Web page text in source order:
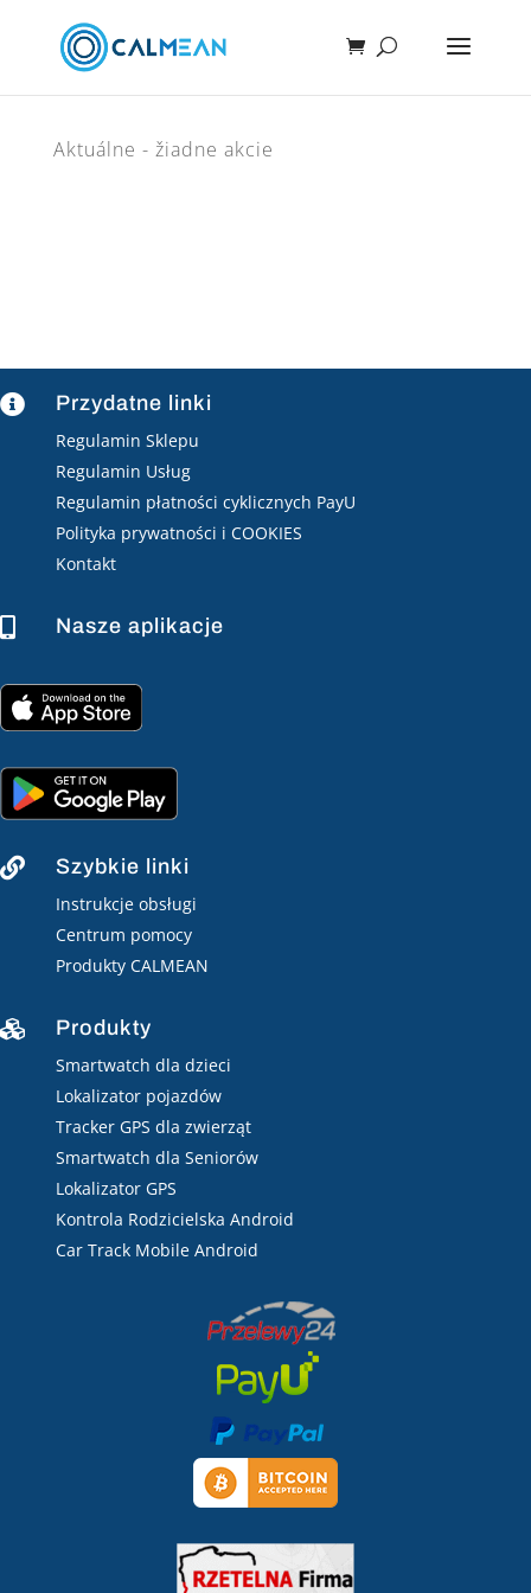
Aktuálne - žiadne akcie
 Przydatne linki
Regulamin Sklepu
Regulamin Usług
Regulamin płatności cyklicznych PayU
Polityka prywatności i COOKIES
Kontakt
 Nasze aplikacje
 Szybkie linki
Instrukcje obsługi
Centrum pomocy
Produkty CALMEAN
 Produkty
Smartwatch dla dzieci
Lokalizator pojazdów
Tracker GPS dla zwierząt
Smartwatch dla Seniorów
Lokalizator GPS
Kontrola Rodzicielska Android
Car Track Mobile Android